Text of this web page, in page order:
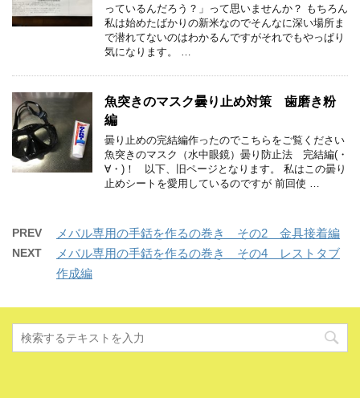
っているんだろう？」って思いませんか？ もちろん
私は始めたばかりの新米なのでそんなに深い場所ま
で潜れてないのはわかるんですがそれでもやっぱり
気になります。 …
魚突きのマスク曇り止め対策 歯磨き粉
編
曇り止めの完結編作ったのでこちらをご覧ください
魚突きのマスク（水中眼鏡）曇り防止法 完結編(・
∀・)！ 以下、旧ページとなります。 私はこの曇り
止めシートを愛用しているのですが 前回使 …
PREV メバル専用の手銛を作るの巻き その2 金具接着編
NEXT
メバル専用の手銛を作るの巻き その4 レストタブ
作成編